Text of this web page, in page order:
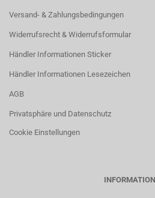
Versand- & Zahlungsbedingungen
Widerrufsrecht & Widerrufsformular
Händler Informationen Sticker
Händler Informationen Lesezeichen
AGB
Privatsphäre und Datenschutz
Cookie Einstellungen